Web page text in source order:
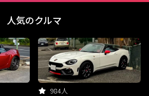
人気のクルマ
984人